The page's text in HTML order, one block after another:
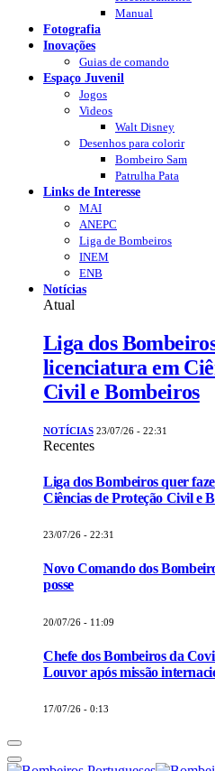
Manual
Fotografia
Inovações
Guias de comando
Espaço Juvenil
Jogos
Videos
Walt Disney
Desenhos para colorir
Bombeiro Sam
Patrulha Pata
Links de Interesse
MAI
ANEPC
Liga de Bombeiros
INEM
ENB
Notícias
Atual
Liga dos
licenciatura em
Civil e Bombeiros
NOTÍCIAS 23/07/26 - 22:31
Recentes
Liga dos Bombeiros quer
Ciências de Proteção Civil e
23/07/26 - 22:31
Novo Comando dos
posse
20/07/26 - 11:09
Chefe dos Bombeiros da
Louvor após missão
17/07/26 - 0:13